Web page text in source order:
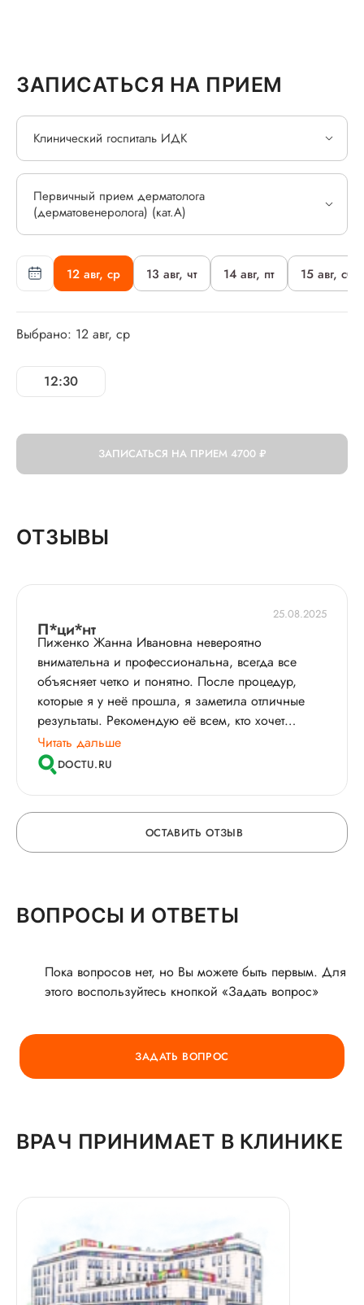
ЗАПИСАТЬСЯ НА ПРИЕМ
12 авг, ср 13 авг, чт 14 авг, пт 15 авг, сб
Выбрано: 12 авг, ср
12:30
Клинический госпиталь ИДК
Первичный прием дерматолога
(дерматовенеролога) (кат.А)
ЗАПИСАТЬСЯ НА ПРИЕМ 4700 ₽
ОТЗЫВЫ
25.08.2025
П*ци*нт
Пиженко Жанна Ивановна невероятно
внимательна и профессиональна, всегда все
объясняет четко и понятно. После процедур,
которые я у неё прошла, я заметила отличные
результаты. Рекомендую её всем, кто хочет
получить качественную и эффективную помощь!
Читать дальше
DOCTU.RU
ОСТАВИТЬ ОТЗЫВ
ГОРЯЧАЯ ЛИНИЯ КАЧЕСТВА
ВОПРОСЫ И ОТВЕТЫ
Пока вопросов нет, но Вы можете быть первым. Для
этого воспользуйтесь кнопкой «Задать вопрос»
ЗАДАТЬ ВОПРОС
ВРАЧ ПРИНИМАЕТ В КЛИНИКЕ